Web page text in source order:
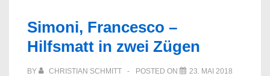
Simoni, Francesco –
Hilfsmatt in zwei Zügen
BY CHRISTIAN SCHMITT POSTED ON
23. MAI 2018